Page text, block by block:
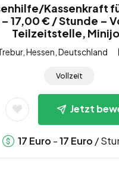
Kassenkraft
17,00 € / Stunde –
Teilzeitstelle,
Hessen, Deutschland
Vollzeit
Jetzt
17 Euro -17 Euro /